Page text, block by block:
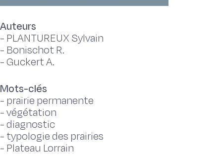
Auteurs
- PLANTUREUX Sylvain
- Bonischot R.
-Guckert A.
Mots-clés
- prairie permanente
-végétation
-diagnostic
- typologie des prairies
- Plateau Lorrain